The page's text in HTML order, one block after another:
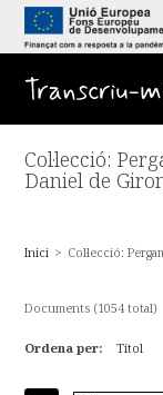
t
c
Transcriu-
Inici > Col·lecció:
Col·lecció:
Daniel de
Documents (1054 total)
Ordena per: Títol